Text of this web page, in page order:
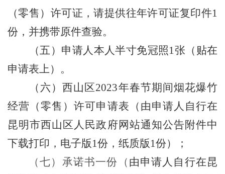
（零售）许可证，请提供往年许可证复印件1
份，并携带原件查验。
（五 ） 申请人本人半寸免冠照1张 （ 贴在
申请表上） 。
（ 六）西山 区2023年春节期间烟花爆竹
经营（零售）许可申请表 （ 由申请人自行在
昆明市西山区 人民政府网站通知公告附件中
下载打印，电子版1份，纸质版1份）
；
（七）承诺书一份（ 由申请人自行在昆